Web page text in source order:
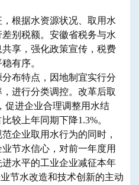
根据水资源状况、取用水
别税额。安徽省税务与水
享，强化政策宣传，税费
有序。
布特点，因地制宜实行分
进行分类调控。改革后取
促进企业合理调整用水结
较上年同期下降1.3%。
业取用水行为的同时，
节水信心，对前一年度用
水平的工业企业减征本年
节水改造和技术创新的主动